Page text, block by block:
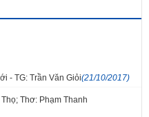
- TG: Trần Văn Giỏi(21/10/2017)
Thơ: Phạm Thanh